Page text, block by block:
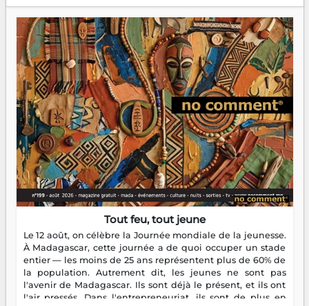
Tout feu, tout jeune
Le 12 août, on célèbre la Journée mondiale de la jeunesse.
À Madagascar, cette journée a de quoi occuper un stade
entier — les moins de 25 ans représentent plus de 60% de
la population. Autrement dit, les jeunes ne sont pas
l'avenir de Madagascar. Ils sont déjà le présent, et ils ont
l'air pressés. Dans l'entrepreneuriat, ils sont de plus en